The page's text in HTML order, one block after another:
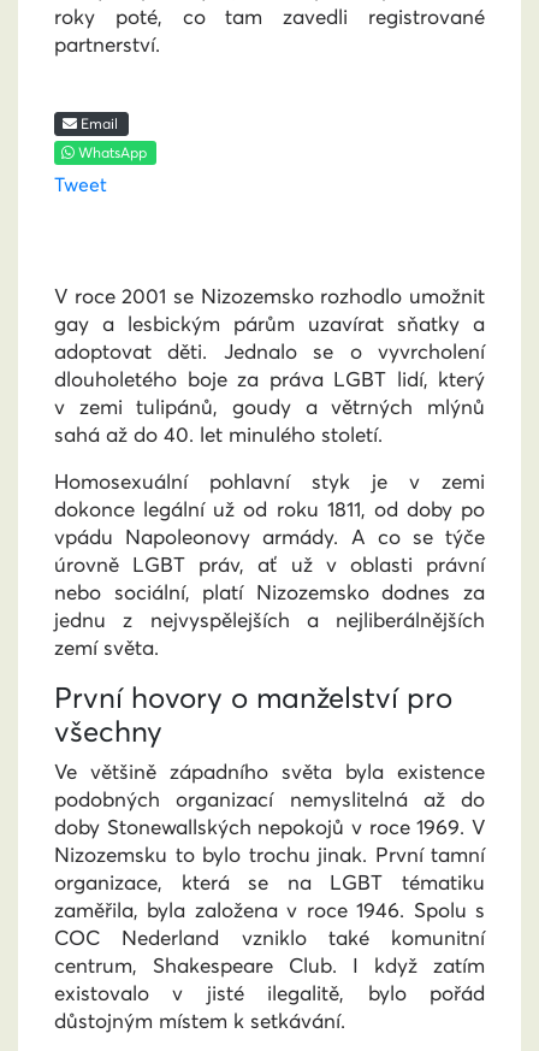
roky poté, co tam zavedli registrované
partnerství.
Email
WhatsApp
Tweet
V roce 2001 se Nizozemsko rozhodlo umožnit
gay a lesbickým párům uzavírat sňatky a
adoptovat děti. Jednalo se o vyvrcholení
dlouholetého boje za práva LGBT lidí, který
v zemi tulipánů, goudy a větrných mlýnů
sahá až do 40. let minulého století.
Homosexuální pohlavní styk je v zemi
dokonce legální už od roku 1811, od doby po
vpádu Napoleonovy armády. A co se týče
úrovně LGBT práv, ať už v oblasti právní
nebo sociální, platí Nizozemsko dodnes za
jednu z nejvyspělejších a nejliberálnějších
zemí světa.
První hovory o manželství pro
všechny
Ve většině západního světa byla existence
podobných organizací nemyslitelná až do
doby Stonewallských nepokojů v roce 1969. V
Nizozemsku to bylo trochu jinak. První tamní
organizace, která se na LGBT tématiku
zaměřila, byla založena v roce 1946. Spolu s
COC Nederland vzniklo také komunitní
centrum, Shakespeare Club. I když zatím
existovalo v jisté ilegalitě, bylo pořád
důstojným místem k setkávání.